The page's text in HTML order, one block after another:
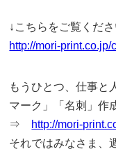
↓こちらをご覧くださ
http://mori-
もうひとつ、仕事と
マーク」「名刺」作
⇒ http://mori-
それではみなさま、